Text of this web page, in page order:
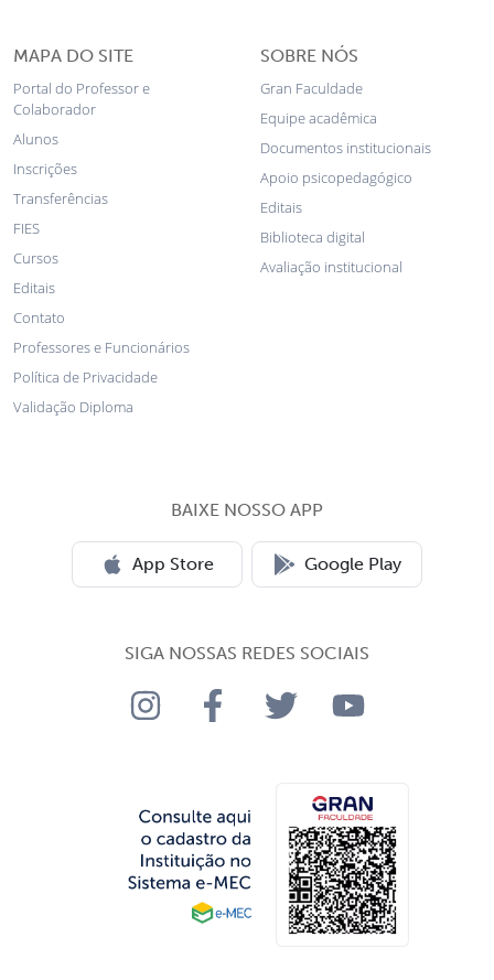
MAPA DO SITE
Portal do Professor e
Colaborador
Alunos
Inscrições
Transferências
FIES
Cursos
Editais
Contato
Professores e Funcionários
Política de Privacidade
Validação Diploma
SOBRE NÓS
Gran Faculdade
Equipe acadêmica
Documentos institucionais
Apoio psicopedagógico
Editais
Biblioteca digital
Avaliação institucional
BAIXE NOSSO APP
App Store Google Play
SIGA NOSSAS REDES SOCIAIS